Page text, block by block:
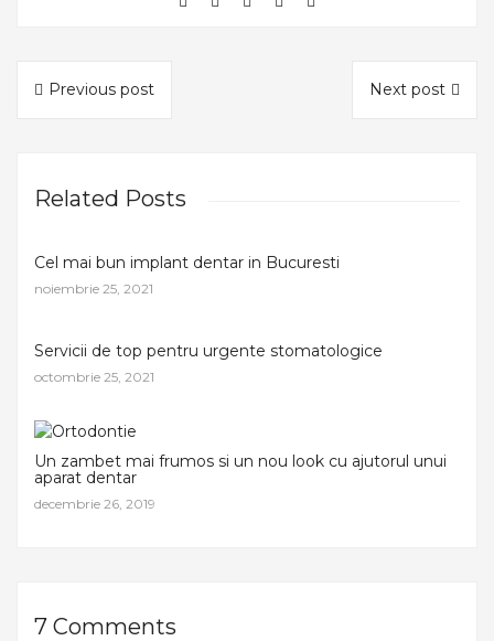
Previous post Next post
Related Posts
Cel mai bun implant dentar in Bucuresti
noiembrie 25, 2021
Servicii de top pentru urgente stomatologice
octombrie 25, 2021
Un zambet mai frumos si un nou look cu ajutorul unui
aparat dentar
decembrie 26, 2019
7 Comments